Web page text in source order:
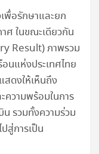
พื่อรักษาและยก
ศ ในขณะเดียวกัน
Result) ภาพรวม
นแห่งประเทศไทย
ดงให้เห็นถึง
ความพร้อมในการ
รวมทั้งความร่วม
สู่การเป็น